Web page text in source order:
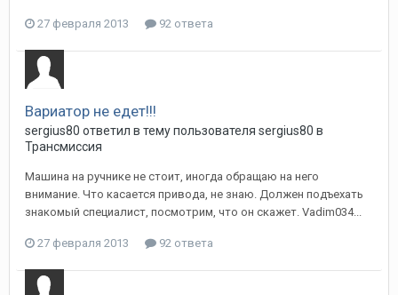
27 февраля 2013 92 ответа
Вариатор не едет!!!
sergius80 ответил в тему пользователя sergius80 в
Трансмиссия
Машина на ручнике не стоит, иногда обращаю на него
внимание. Что касается привода, не знаю. Должен подъехать
знакомый специалист, посмотрим, что он скажет. Vadim034...
27 февраля 2013 92 ответа